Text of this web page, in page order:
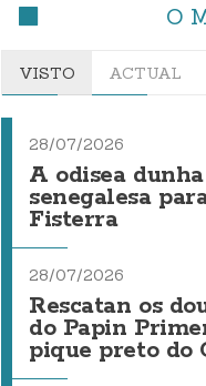
O
VISTO ACTUAL
28/07/2026
A odisea
senegalesa
Fisterra
28/07/2026
Rescatan os
do Papin
pique preto do